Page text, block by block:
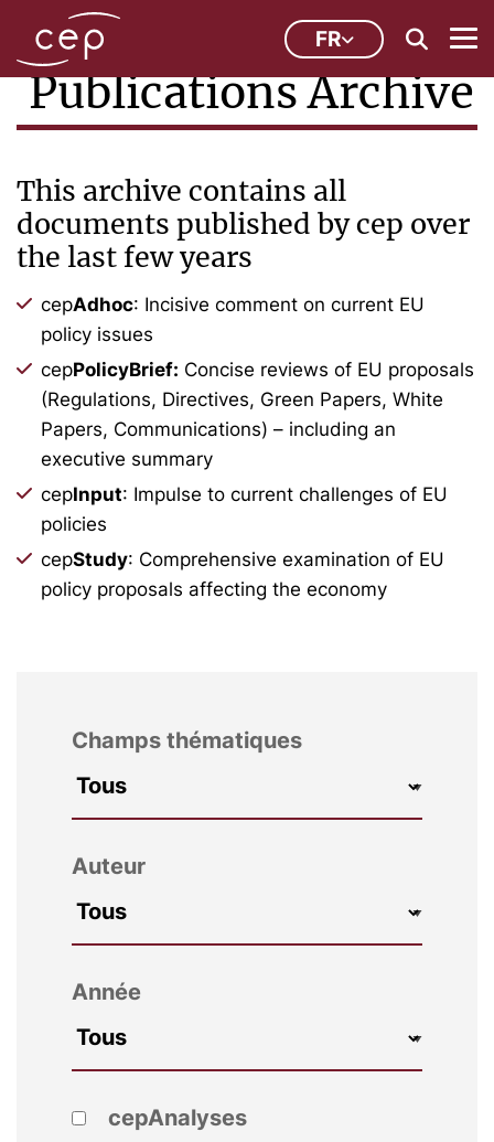
FR
Publications Archive
This archive contains all
documents published by cep over
the last few years
cepAdhoc: Incisive comment on current EU
policy issues
cepPolicyBrief: Concise reviews of EU proposals
(Regulations, Directives, Green Papers, White
Papers, Communications) – including an
executive summary
cepInput: Impulse to current challenges of EU
policies
cepStudy: Comprehensive examination of EU
policy proposals affecting the economy
Champs thématiques
Auteur
Année
cepAnalyses